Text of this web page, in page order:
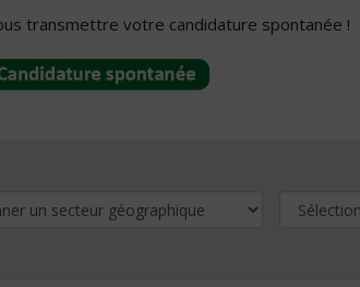
transmettre votre candidature spontanée !